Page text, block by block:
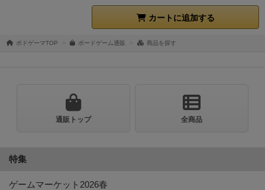
カートに追加する
ボドゲーマTOP ボードゲーム通販 商品を探す
通販トップ 全商品
特集
ゲームマーケット2026春